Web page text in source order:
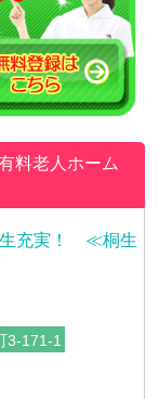
料老人ホーム
充実！ ≪桐生
3-171-1